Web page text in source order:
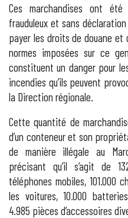
Ces marchandises ont
frauduleux et sans
payer les droits de douane et
normes imposées sur ce
constituent un danger pour
incendies qu’ils peuvent
la Direction régionale.
Cette quantité de
d’un conteneur et son
de manière illégale au
précisant qu’il s’agit de
téléphones mobiles, 101.000
les voitures, 10.000
4.985 pièces d’accessoires